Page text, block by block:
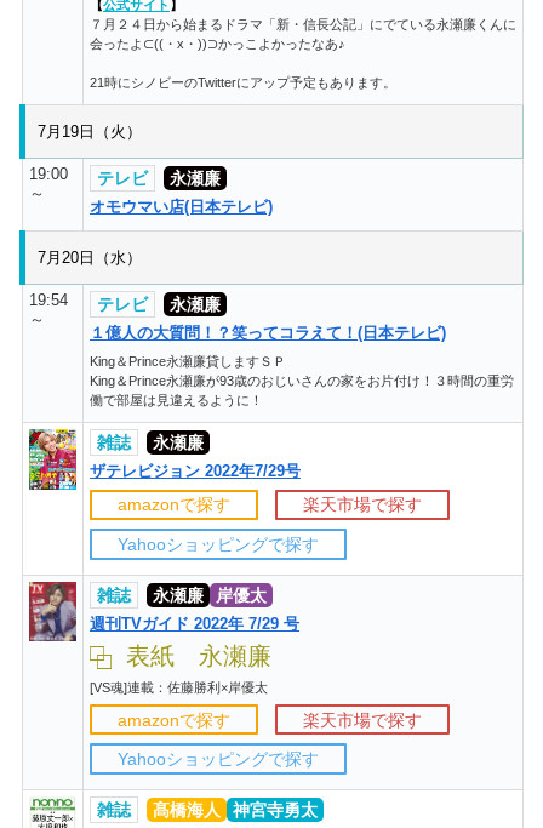
【公式サイト 】
７月２４日から始まるドラマ「新・信長公記」にでている永瀬廉くんに
会ったよ⊂((・x・))⊃かっこよかったなあ♪
21時にシノビーのTwitterにアップ予定もあります。
7月19日（火）
19:00
～
テレビ 永瀬廉
オモウマい店(日本テレビ)
7月20日（水）
19:54
～
テレビ 永瀬廉
１億人の大質問！？笑ってコラえて！(日本テレビ)
King＆Prince永瀬廉貸しますＳＰ
King＆Prince永瀬廉が93歳のおじいさんの家をお片付け！３時間の重労
働で部屋は見違えるように！
雑誌 永瀬廉
ザテレビジョン 2022年7/29号
amazonで探す 楽天市場で探す
Yahooショッピングで探す
雑誌 永瀬廉 岸優太
週刊TVガイド 2022年 7/29 号
表紙 永瀬廉
[VS魂]連載：佐藤勝利×岸優太
amazonで探す 楽天市場で探す
Yahooショッピングで探す
雑誌 髙橋海人 神宮寺勇太